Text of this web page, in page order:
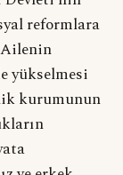
reformlara
Ailenin
yükselmesi
kurumunun